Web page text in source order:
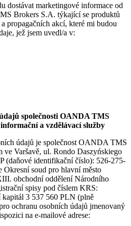
dostávat marketingové informace od
Brokers S.A. týkající se produktů
propagačních akcí, které mi budou
jež jsem uvedl/a v:
společnosti OANDA TMS
a vzdělávací služby
údajů je společnost OANDA TMS
ve Varšavě, ul. Rondo Daszyńskiego
(daňové identifikační číslo): 526-275-
Okresní soud pro hlavní město
obchodní oddělení Národního
spisy pod číslem KRS:
kapitál 3 537 560 PLN (plně
ochranu osobních údajů jmenovaný
na e-mailové adrese: